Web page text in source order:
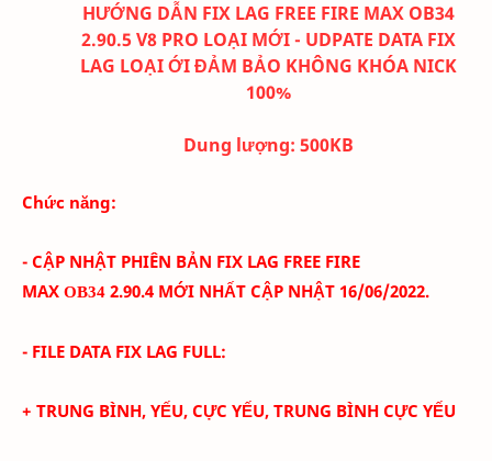
HƯỚNG DẪN FIX LAG FREE FIRE MAX OB34
2.90.5 V8 PRO LOẠI MỚI - UDPATE DATA FIX
LAG LOẠI ỚI ĐẢM BẢO KHÔNG KHÓA NICK
100%
Dung lượng: 500KB
Chức năng:
- CẬP NHẬT PHIÊN BẢN FIX LAG FREE FIRE
MAX OB34 2.90.4 MỚI NHẤT CẬP NHẬT 16/06/2022.
- FILE DATA FIX LAG FULL:
+ TRUNG BÌNH, YẾU, CỰC YẾU, TRUNG BÌNH CỰC YẾU